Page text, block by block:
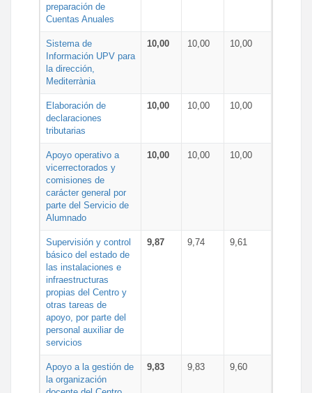
preparación de
Cuentas Anuales
Sistema de
Información UPV para
la dirección,
Mediterrània
10,00 10,00 10,00
Elaboración de
declaraciones
tributarias
10,00 10,00 10,00
Apoyo operativo a
vicerrectorados y
comisiones de
carácter general por
parte del Servicio de
Alumnado
10,00 10,00 10,00
Supervisión y control
básico del estado de
las instalaciones e
infraestructuras
propias del Centro y
otras tareas de
apoyo, por parte del
personal auxiliar de
servicios
9,87 9,74 9,61
Apoyo a la gestión de
la organización
9,83 9,83 9,60